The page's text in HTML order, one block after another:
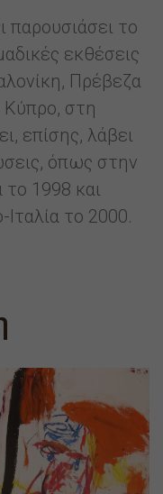
παρουσιάσει το
εκθέσεις
Πρέβεζα
Κύπρο, στη
επίσης, λάβει
όπως στην
1998 και
το 2000.